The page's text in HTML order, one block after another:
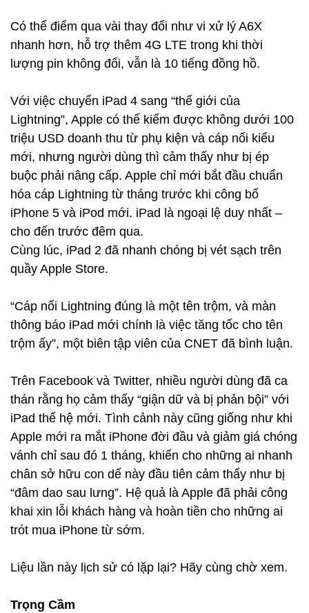
Có thể điểm qua vài thay đổi như vi xử lý A6X
nhanh hơn, hỗ trợ thêm 4G LTE trong khi thời
lượng pin không đổi, vẫn là 10 tiếng đồng hồ.
Với việc chuyển iPad 4 sang “thế giới của
Lightning”, Apple có thể kiếm được không dưới 100
triệu USD doanh thu từ phụ kiện và cáp nối kiểu
mới, nhưng người dùng thì cảm thấy như bị ép
buộc phải nâng cấp. Apple chỉ mới bắt đầu chuẩn
hóa cáp Lightning từ tháng trước khi công bố
iPhone 5 và iPod mới. iPad là ngoại lệ duy nhất –
cho đến trước đêm qua.
Cùng lúc, iPad 2 đã nhanh chóng bị vét sạch trên
quầy Apple Store.
“Cáp nối Lightning đúng là một tên trộm, và màn
thông báo iPad mới chính là việc tăng tốc cho tên
trộm ấy”, một biên tập viên của CNET đã bình luận.
Trên Facebook và Twitter, nhiều người dùng đã ca
thán rằng họ cảm thấy “giận dữ và bị phản bội” với
iPad thế hệ mới. Tình cảnh này cũng giống như khi
Apple mới ra mắt iPhone đời đầu và giảm giá chóng
vánh chỉ sau đó 1 tháng, khiến cho những ai nhanh
chân sở hữu con dế này đầu tiên cảm thấy như bị
“đâm dao sau lưng”. Hệ quả là Apple đã phải công
khai xin lỗi khách hàng và hoàn tiền cho những ai
trót mua iPhone từ sớm.
Liệu lần này lịch sử có lặp lại? Hãy cùng chờ xem.
Trọng Cầm